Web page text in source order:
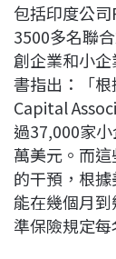
包括印度公
3500多名聯
創企業和小
書指出：「
Capital
過37,000家
萬美元。而
的干預，根
能在幾個月
準保險規定